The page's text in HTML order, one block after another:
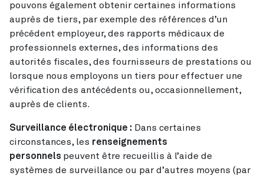
pouvons également obtenir certaines informations
auprès de tiers, par exemple des références d’un
précédent employeur, des rapports médicaux de
professionnels externes, des informations des
autorités fiscales, des fournisseurs de prestations ou
lorsque nous employons un tiers pour effectuer une
vérification des antécédents ou, occasionnellement,
auprès de clients.
Surveillance électronique : Dans certaines
circonstances, les renseignements
personnels peuvent être recueillis à l’aide de
systèmes de surveillance ou par d’autres moyens (par